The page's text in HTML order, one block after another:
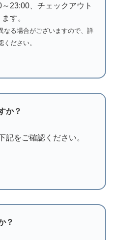
23:00、チェックアウト
す。
なる場合がございますので、詳
ください。
か？
記をご確認ください。
？